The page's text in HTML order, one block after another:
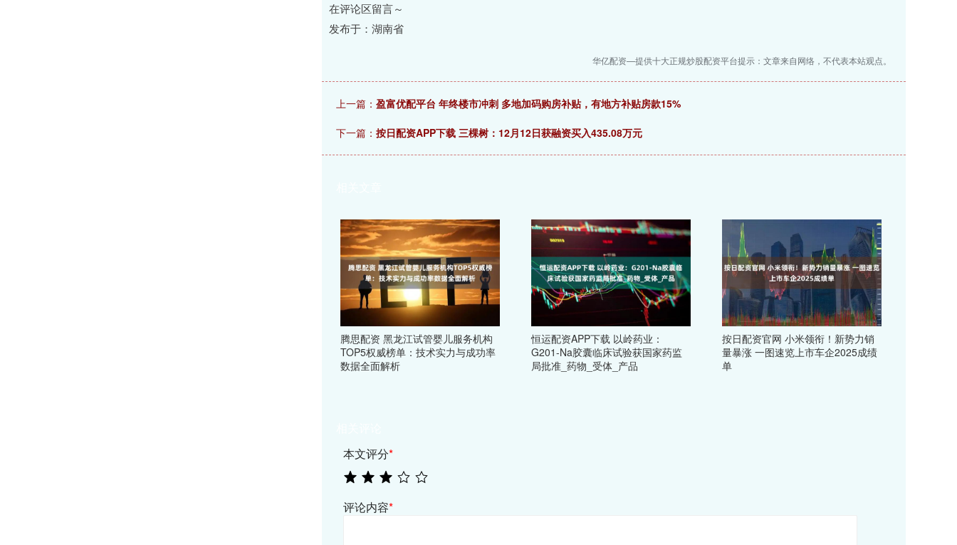
在评论区留言～
发布于：湖南省
华亿配资—提供十大正规炒股配资平台提示：文章来自网络，不代表本站观点。
上一篇： 盈富优配平台 年终楼市冲刺 多地加码购房补贴，有地方补贴房款15%
下一篇： 按日配资APP下载 三棵树：12月12日获融资买入435.08万元
腾思配资 黑龙江试管婴儿服务机构
TOP5权威榜单：技术实力与成功率
数据全面解析
恒运配资APP下载 以岭药业：
G201-Na胶囊临床试验获国家药监
局批准_药物_受体_产品
按日配资官网 小米领衔！新势力销
量暴涨 一图速览上市车企2025成绩
单
本文评分*
评论内容*